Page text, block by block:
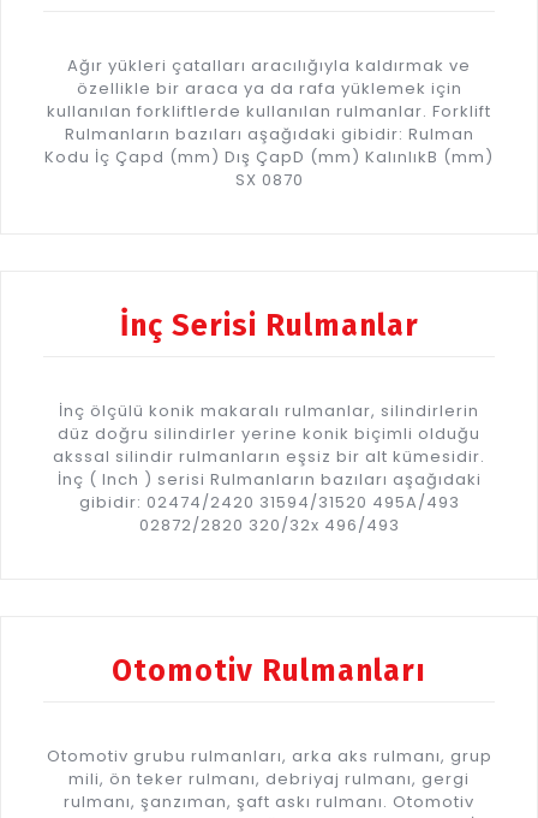
Ağır yükleri çatalları aracılığıyla kaldırmak ve
özellikle bir araca ya da rafa yüklemek için
kullanılan forkliftlerde kullanılan rulmanlar. Forklift
Rulmanların bazıları aşağıdaki gibidir: Rulman
Kodu İç Çapd (mm) Dış ÇapD (mm) KalınlıkB (mm)
SX 0870
İnç Serisi Rulmanlar
İnç ölçülü konik makaralı rulmanlar, silindirlerin
düz doğru silindirler yerine konik biçimli olduğu
akssal silindir rulmanların eşsiz bir alt kümesidir.
İnç ( Inch ) serisi Rulmanların bazıları aşağıdaki
gibidir: 02474/2420 31594/31520 495A/493
02872/2820 320/32x 496/493
Otomotiv Rulmanları
Otomotiv grubu rulmanları, arka aks rulmanı, grup
mili, ön teker rulmanı, debriyaj rulmanı, gergi
rulmanı, şanzıman, şaft askı rulmanı. Otomotiv